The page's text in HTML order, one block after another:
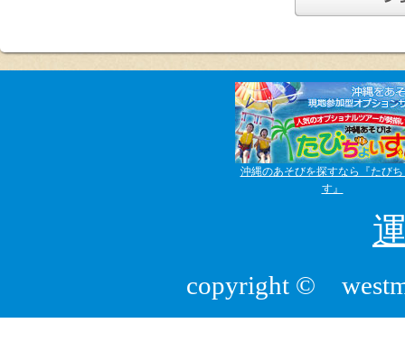
沖縄のあそびを探すなら『たびち
す』
copyright ©